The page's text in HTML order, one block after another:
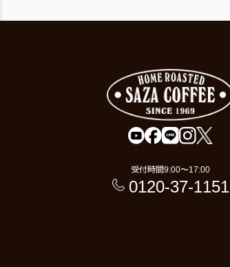
受付時間9:00〜17:00
0120-37-1151